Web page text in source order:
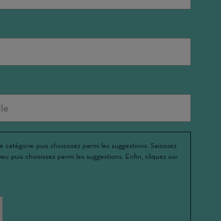
catégorie puis choisissez parmi les suggestions. Saisissez
puis choisissez parmi les suggestions. Enfin, cliquez sur